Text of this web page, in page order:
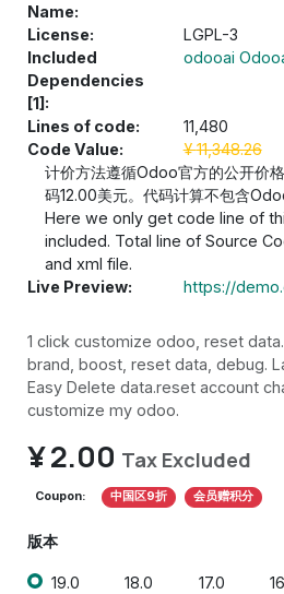
Name:
License:
LGPL-3
Included
Dependencies
[1]:
odooai
Lines of code:
11,480
Code Value:
¥11,348.26
计价方法遵循Odoo官方的公开价
码12.00美元。代码计算不包含
Here we only get code line of
included. Total line of Source
and xml file.
Live Preview:
https://
1 click customize odoo, reset
brand, boost, reset data, debug.
Easy Delete data.reset account
customize my odoo.
¥2.00 Tax Excluded
Coupon: 中国区9折 会员赠积分
版本
19.0 18.0 17.0